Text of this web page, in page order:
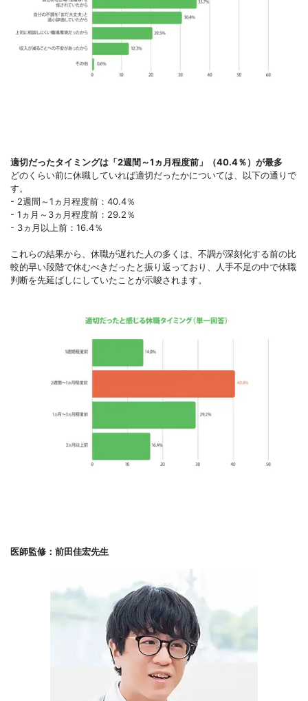
適切だったタイミングは「2週間～1ヵ月程度前」（40.4％）が最多
どのくらい前に休職していれば適切だったかについては、以下の通りで
す。
- 2週間～1ヵ月程度前：40.4％
- 1ヵ月～3ヵ月程度前：29.2％
- 3ヵ月以上前：16.4％
これらの結果から、休職が遅れた人の多くは、不調が深刻化する前の比
較的早い段階で休むべきだったと振り返っており、人手不足の中で休職
判断を先延ばしにしていたことが示唆されます。
医師監修：前田佳宏先生